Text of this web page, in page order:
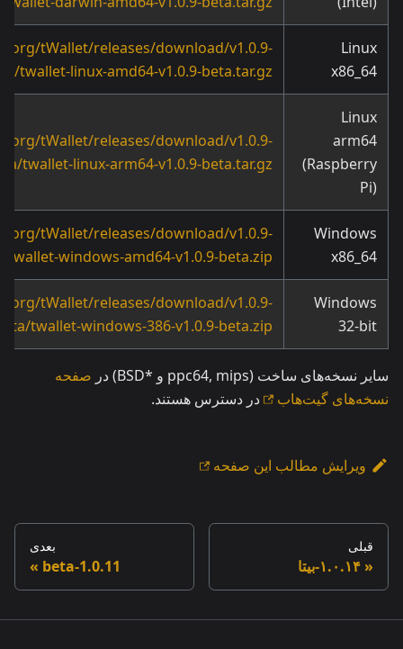
Linux
x86_64
tWallet/releases/download/v1.0.9-
twallet-linux-amd64-v1.0.9-beta.tar.gz
Linux
arm64
(Raspberry
Pi)
tWallet/releases/download/v1.0.9-
twallet-linux-arm64-v1.0.9-beta.tar.gz
Windows
x86_64
tWallet/releases/download/v1.0.9-
twallet-windows-amd64-v1.0.9-beta.zip
Windows
32-bit
tWallet/releases/download/v1.0.9-
twallet-windows-386-v1.0.9-beta.zip
سایر نسخه‌های ساخت (ppc64, mips و *BSD) در
صفحه
نسخه‌های گیت‌هاب
در دسترس هستند.
ویرایش مطالب این صفحه
قبلی
۱.۰.۱۴-بیتا
بعدی
1.0.11-beta